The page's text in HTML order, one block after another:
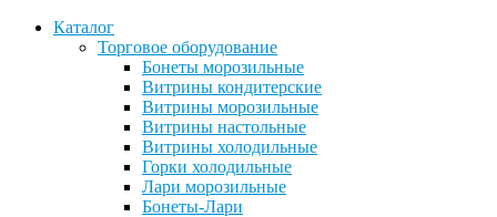
Каталог
Торговое оборудование
Бонеты морозильные
Витрины кондитерские
Витрины морозильные
Витрины настольные
Витрины холодильные
Горки холодильные
Лари морозильные
Бонеты-Лари